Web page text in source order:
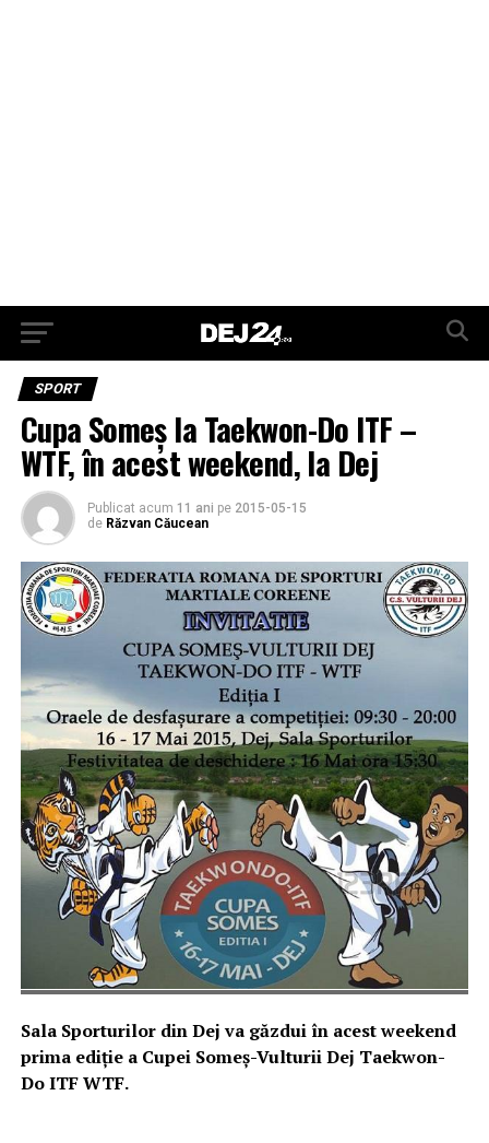
SPORT
Cupa Someș la Taekwon-Do ITF –
WTF, în acest weekend, la Dej
Publicat acum 11 ani pe 2015-05-15
de Răzvan Căucean
Sala Sporturilor din Dej va găzdui în acest weekend
prima ediție a Cupei Someș-Vulturii Dej Taekwon-
Do ITF WTF.